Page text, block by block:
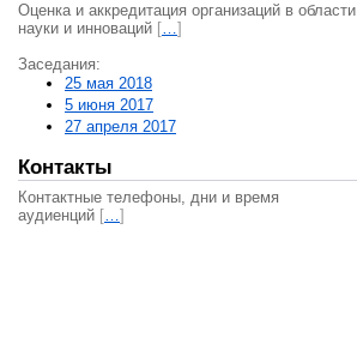
Оценка и аккредитация организаций в области
науки и инноваций […]
Заседания:
25 мая 2018
5 июня 2017
27 апреля 2017
Контакты
Контактные телефоны, дни и время
аудиенций […]